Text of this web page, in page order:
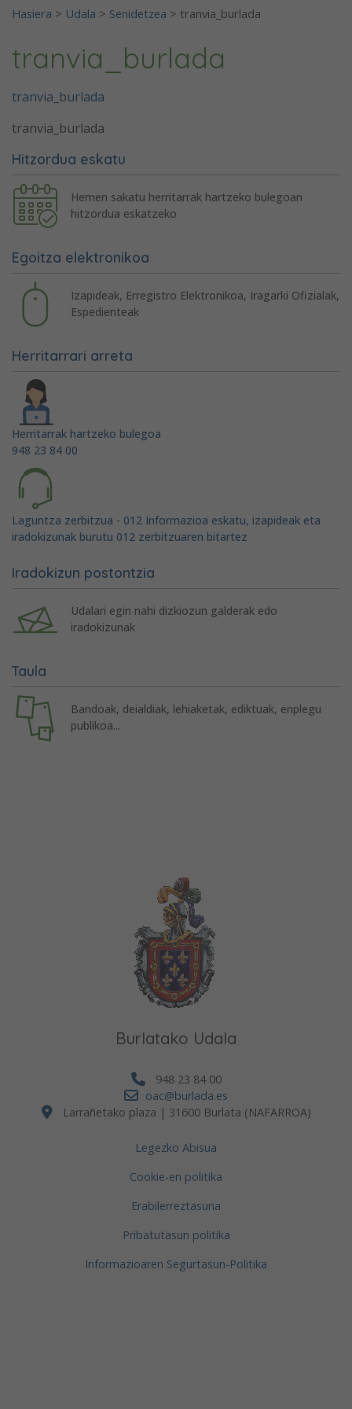
Hasiera > Udala > Senidetzea > tranvia_burlada
tranvia_burlada
tranvia_burlada
tranvia_burlada
Hitzordua eskatu
Hemen sakatu herritarrak hartzeko bulegoan
hitzordua eskatzeko
Egoitza elektronikoa
Izapideak, Erregistro Elektronikoa, Iragarki Ofizialak,
Espedienteak
Herritarrari arreta
Herritarrak hartzeko bulegoa
948 23 84 00
Laguntza zerbitzua - 012 Informazioa eskatu, izapideak eta
iradokizunak burutu 012 zerbitzuaren bitartez
Iradokizun postontzia
Udalari egin nahi dizkiozun galderak edo
iradokizunak
Taula
Bandoak, deialdiak, lehiaketak, ediktuak, enplegu
publikoa...
Burlatako Udala
948 23 84 00
oac@burlada.es
Larrañetako plaza | 31600 Burlata (NAFARROA)
Legezko Abisua
Cookie-en politika
Erabilerreztasuna
Pribatutasun politika
Informazioaren Segurtasun-Politika